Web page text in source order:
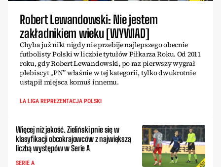
Robert Lewandowski: Nie jestem
zakładnikiem wieku [WYWIAD]
Chyba już nikt nigdy nie przebije najlepszego obecnie
futbolisty Polski w liczbie tytułów Piłkarza Roku. Od 2011
roku, gdy Robert Lewandowski, po raz pierwszy wygrał
plebiscyt „PN” właśnie w tej kategorii, tylko dwukrotnie
ustąpił miejsca komuś innemu.
LA LIGA REPREZENTACJA POLSKI
Więcej niż jakość. Zieliński pnie się w
klasyfikacji obcokrajowców z największą
liczbą występów w Serie A
SERIE A